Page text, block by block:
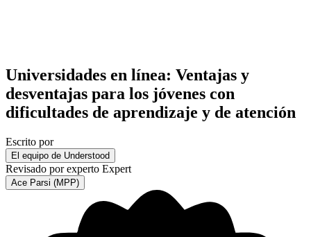
Universidades en línea: Ventajas y
desventajas para los jóvenes con
dificultades de aprendizaje y de atención
Escrito por
El equipo de Understood
Revisado por experto Expert
Ace Parsi (MPP)